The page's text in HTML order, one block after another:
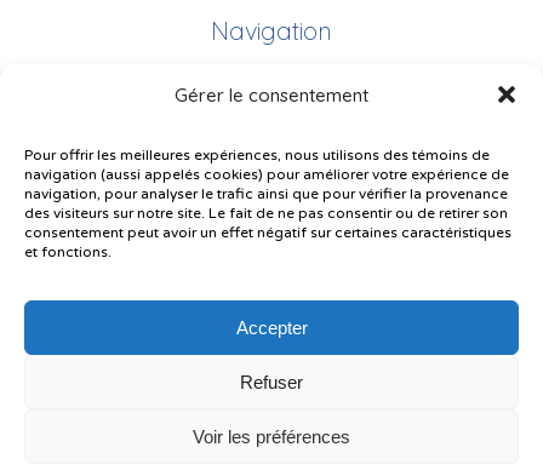
Gérer le consentement
Pour offrir les meilleures expériences, nous utilisons des témoins de
navigation (aussi appelés cookies) pour améliorer votre expérience de
navigation, pour analyser le trafic ainsi que pour vérifier la provenance
des visiteurs sur notre site. Le fait de ne pas consentir ou de retirer son
consentement peut avoir un effet négatif sur certaines caractéristiques
et fonctions.
Accepter
Refuser
Voir les préférences
Navigation
Plan du site
Plainte – service à l’élève
Politique de confidentialité
Le CSSMI autorise certaines intelligences artificielles contrôlées et